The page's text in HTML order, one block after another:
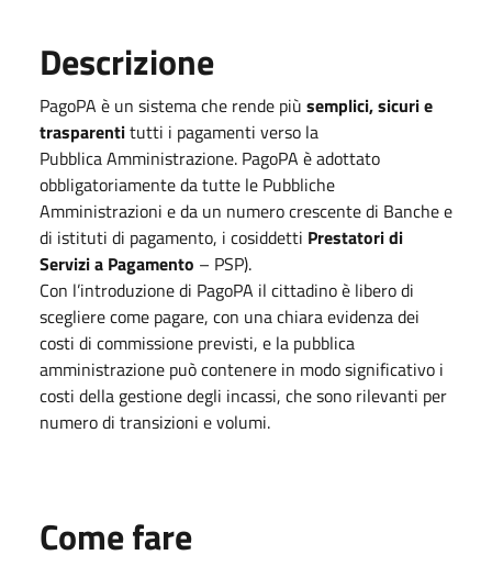
Descrizione
PagoPA è un sistema che rende più semplici, sicuri e
trasparentitutti i pagamenti verso la
Pubblica Amministrazione. PagoPA è adottato
obbligatoriamente da tutte le Pubbliche
Amministrazioni e da un numero crescente di Banche e
di istituti di pagamento, i cosiddetti Prestatori di
Servizi a Pagamento – PSP).
Con l’introduzione di PagoPA il cittadino è libero di
scegliere come pagare, con una chiara evidenza dei
costi di commissione previsti, e la pubblica
amministrazione può contenere in modo significativo i
costi della gestione degli incassi, che sono rilevanti per
numero di transizioni e volumi.
Come fare